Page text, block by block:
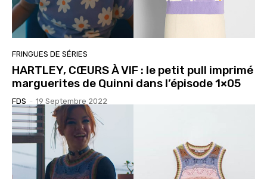
FRINGUES DE SÉRIES
HARTLEY, CŒURS À VIF : le petit pull imprimé
marguerites de Quinni dans l’épisode 1×05
FDS - 19 Septembre 2022